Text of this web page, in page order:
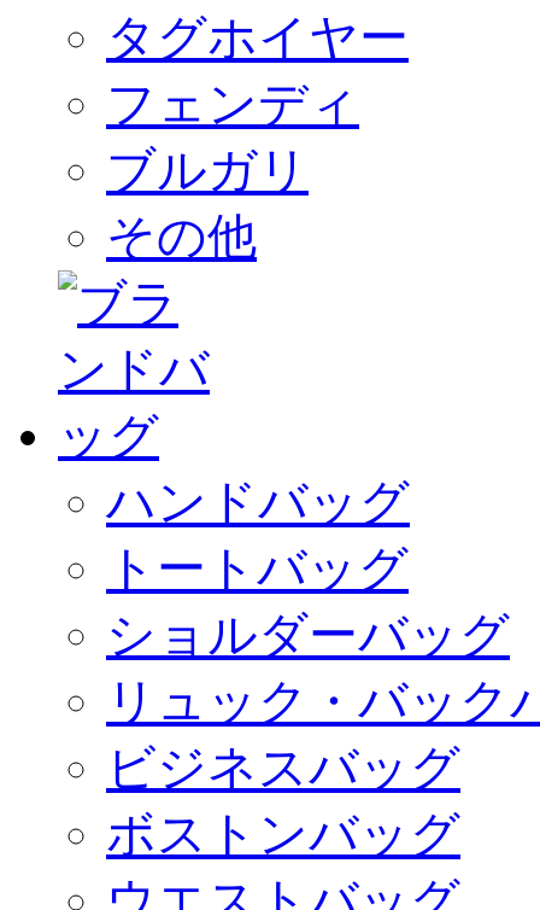
タグホイヤー
フェンディ
ブルガリ
その他
ハンドバッグ
トートバッグ
ショルダーバッグ
リュック・バック
ビジネスバッグ
ボストンバッグ